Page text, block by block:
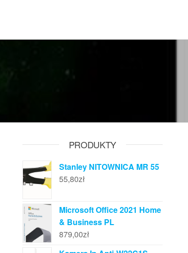
PRODUKTY
Stanley NITOWNICA MR 55
55,80zł
Microsoft Office 2021 Home
& Business PL
879,00zł